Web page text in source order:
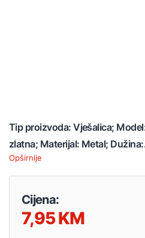
Tip proizvoda: Vješalica;
zlatna; Materijal: Metal;
Opširnije
Cijena:
7,95